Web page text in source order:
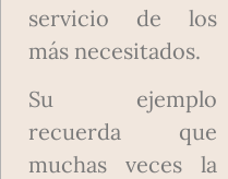
servicio de los
más necesitados.
Su ejemplo
recuerda que
muchas veces la